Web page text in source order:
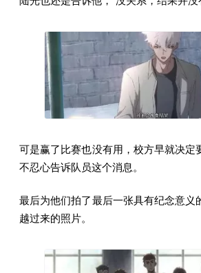
可是赢了比赛也没有用，校方早就决定
不忍心告诉队员这个消息。
最后为他们拍了最后一张具有纪念意义
越过来的照片。